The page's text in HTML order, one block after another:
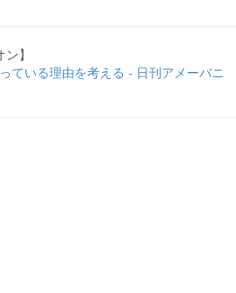
】
ている理由を考える - 日刊アメーバニ